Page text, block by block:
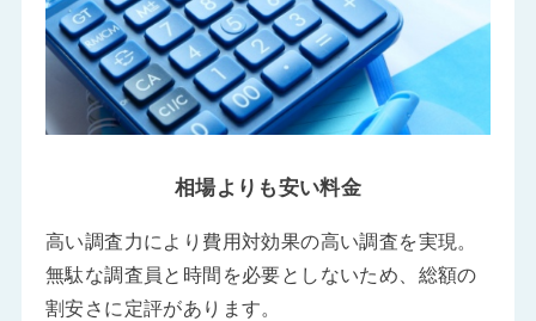
相場よりも安い料金
高い調査力により費用対効果の高い調査を実現。
無駄な調査員と時間を必要としないため、総額の
割安さに定評があります。